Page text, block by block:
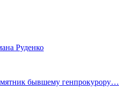
Руденко
бывшему генпрокурору…